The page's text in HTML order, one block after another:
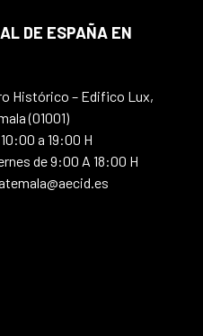
DE ESPAÑA EN
Histórico – Edifico Lux,
(01001)
a 19:00 H
de 9:00 A 18:00 H